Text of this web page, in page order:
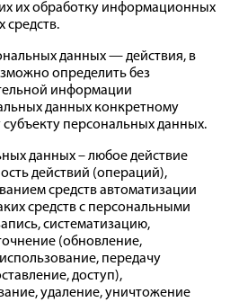
их обработку информационных
средств.
данных — действия, в
определить без
информации
данных конкретному
персональных данных.
данных – любое действие
действий (операций),
средств автоматизации
средств с персональными
систематизацию,
(обновление,
передачу
доступ),
удаление, уничтожение